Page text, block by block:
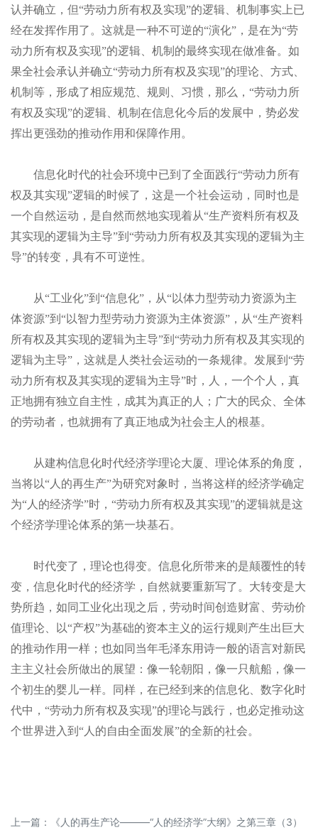
认并确立，但“劳动力所有权及实现”的逻辑、机制事实上已
经在发挥作用了。这就是一种不可逆的“演化”，是在为“劳
动力所有权及实现”的逻辑、机制的最终实现在做准备。如
果全社会承认并确立“劳动力所有权及实现”的理论、方式、
机制等，形成了相应规范、规则、习惯，那么，“劳动力所
有权及实现”的逻辑、机制在信息化今后的发展中，势必发
挥出更强劲的推动作用和保障作用。
信息化时代的社会环境中已到了全面践行“劳动力所有
权及其实现”逻辑的时候了，这是一个社会运动，同时也是
一个自然运动，是自然而然地实现着从“生产资料所有权及
其实现的逻辑为主导”到“劳动力所有权及其实现的逻辑为主
导”的转变，具有不可逆性。
从“工业化”到“信息化”，从“以体力型劳动力资源为主
体资源”到“以智力型劳动力资源为主体资源”，从“生产资料
所有权及其实现的逻辑为主导”到“劳动力所有权及其实现的
逻辑为主导”，这就是人类社会运动的一条规律。发展到“劳
动力所有权及其实现的逻辑为主导”时，人，一个个人，真
正地拥有独立自主性，成其为真正的人；广大的民众、全体
的劳动者，也就拥有了真正地成为社会主人的根基。
从建构信息化时代经济学理论大厦、理论体系的角度，
当将以“人的再生产”为研究对象时，当将这样的经济学确定
为“人的经济学”时，“劳动力所有权及其实现”的逻辑就是这
个经济学理论体系的第一块基石。
时代变了，理论也得变。信息化所带来的是颠覆性的转
变，信息化时代的经济学，自然就要重新写了。 大转变是大
势所趋，如同工业化出现之后，劳动时间创造财富、劳动价
值理论、以“产权”为基础的资本主义的运行规则产生出巨大
的推动作用一样；也如同当年毛泽东用诗一般的语言对新民
主主义社会所做出的展望：像一轮朝阳，像一只航船，像一
个初生的婴儿一样。同样，在已经到来的信息化、数字化时
代中，“劳动力所有权及实现”的理论与践行，也必定推动这
个世界进入到“人的自由全面发展”的全新的社会。
上一篇： 《人的再生产论———“人的经济学”大纲》之第三章（3）